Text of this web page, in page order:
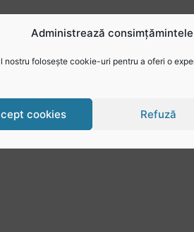
Administrează
nostru folosește cookie-uri pentru a oferi o
cookies Refuză